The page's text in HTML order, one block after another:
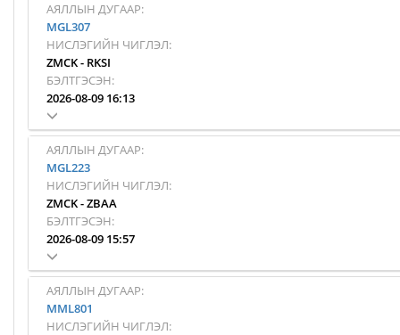
АЯЛЛЫН ДУГААР:
MGL307
НИСЛЭГИЙН ЧИГЛЭЛ:
ZMCK- RKSI
БЭЛТГЭСЭН:
2026-08-09 16:13
АЯЛЛЫН ДУГААР:
MGL223
НИСЛЭГИЙН ЧИГЛЭЛ:
ZMCK-ZBAA
БЭЛТГЭСЭН:
2026-08-09 15:57
АЯЛЛЫН ДУГААР:
MML801
НИСЛЭГИЙН ЧИГЛЭЛ: